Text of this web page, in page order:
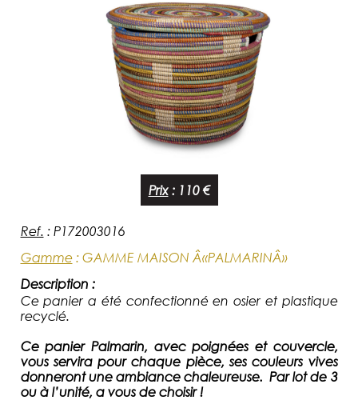
Prix : 110 €
Ref. : P172003016
Gamme: GAMME MAISON Â«PALMARINÂ»
Description :
Ce panier a été confectionné en osier et plastique
recyclé.
Ce panier Palmarin, avec poignées et couvercle,
vous servira pour chaque pièce, ses couleurs vives
donneront une ambiance chaleureuse. Par lot de 3
ou à l’unité, a vous de choisir !